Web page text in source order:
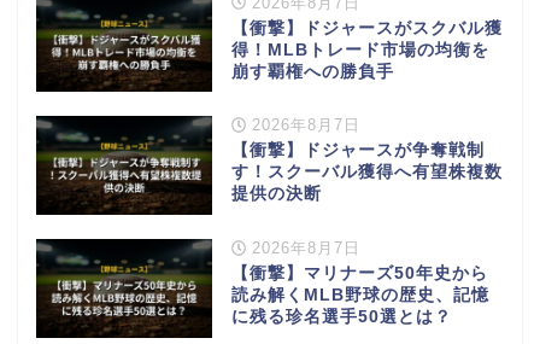
【衝撃】ドジャースがスクバル獲
得！MLBトレード市場の均衡を
崩す覇権への勝負手
2026年8月7日
【衝撃】ドジャースが争奪戦制
す！スクーバル獲得へ有望株複数
提供の決断
2026年8月7日
【衝撃】マリナーズ50年史から
読み解くMLB野球の歴史、記憶
に残る珍名選手50選とは？